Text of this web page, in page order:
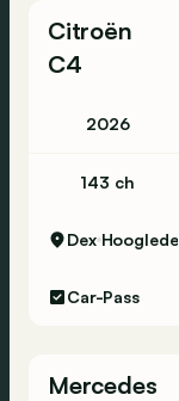
Citroën
C4
2026
143 ch
Dex Hooglede
Car-Pass
Mercedes